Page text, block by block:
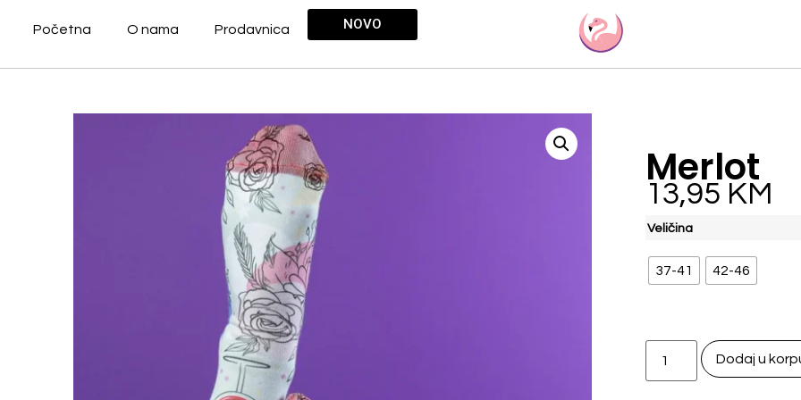
Početna O nama Prodavnica NOVO
Merlot
13,95 KM
Veličina
37-41 42-46
Dodaj u